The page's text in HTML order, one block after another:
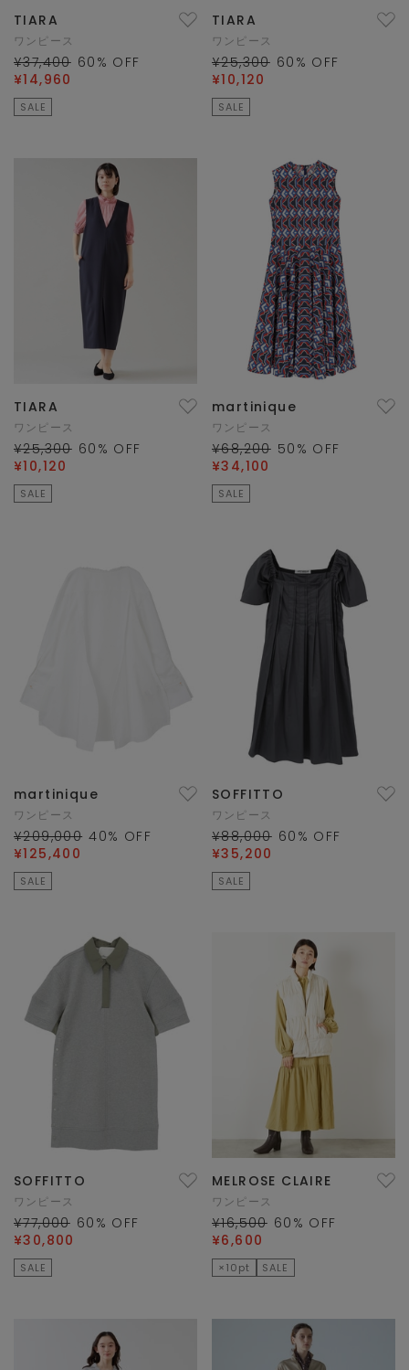
TIARA
ワンピース
¥37,400 60 % OFF
¥14,960
SALE
TIARA
ワンピース
¥25,300 60 % OFF
¥10,120
SALE
TIARA
ワンピース
¥25,300 60 % OFF
¥10,120
SALE
martinique
ワンピース
¥68,200 50 % OFF
¥34,100
SALE
martinique
ワンピース
¥209,000 40% OFF
¥125,400
SALE
SOFFITTO
ワンピース
¥88,000 60 % OFF
¥35,200
SALE
SOFFITTO
ワンピース
¥77,000 60 % OFF
¥30,800
SALE
MELROSE CLAIRE
ワンピース
¥16,500 60 % OFF
¥6,600
×10pt SALE